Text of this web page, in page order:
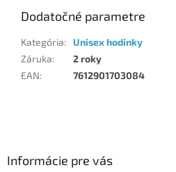
Dodatočné parametre
Kategória:
Unisex hodinky
Záruka:
2 roky
EAN: 7612901703084
Informácie pre vás